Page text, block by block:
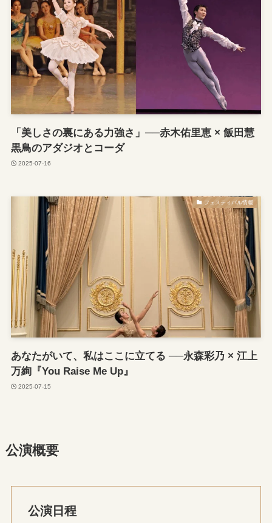
「美しさの裏にある力強さ」──赤木佑里恵 × 飯田慧
黒鳥のアダジオとコーダ
2025-07-16
フェスティバル情報
あなたがいて、私はここに立てる ──永森彩乃 × 江上
万絢『You Raise Me Up』
2025-07-15
公演概要
公演日程